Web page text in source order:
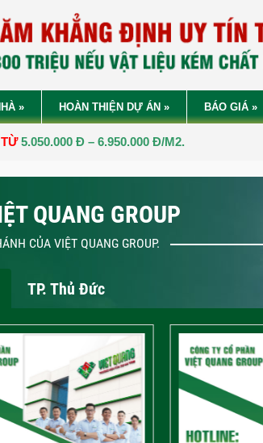
» HOÀN THIỆN DỰ ÁN » BÁO GIÁ »
– 6.950.000 Đ/M2.
QUANG GROUP
CỦA VIỆT QUANG GROUP.
TP. Thủ Đức